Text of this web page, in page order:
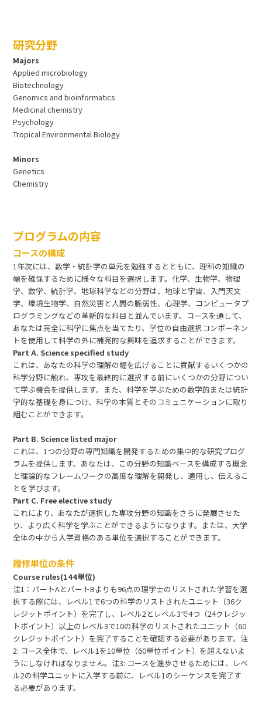
研究分野
Majors
Applied microbiology
Biotechnology
Genomics and bioinformatics
Medicinal chemistry
Psychology
Tropical Environmental Biology
Minors
Genetics
Chemistry
プログラムの内容
コースの構成
1年次には、数学・統計学の単元を勉強するとともに、理科の知識の
幅を確保するために様々な科目を選択します。化学、生物学、物理
学、数学、統計学、地球科学などの分野は、地球と宇宙、入門天文
学、環境生物学、自然災害と人間の脆弱性、心理学、コンピュータプ
ログラミングなどの革新的な科目と並んでいます。コースを通して、
あなたは完全に科学に焦点を当てたり、学位の自由選択コンポーネン
トを使用して科学の外に補完的な興味を追求することができます。
Part A. Science specified study
これは、あなたの科学の理解の幅を広げることに貢献するいくつかの
科学分野に触れ、専攻を最終的に選択する前にいくつかの分野につい
て学ぶ機会を提供します。また、科学を学ぶための数学的または統計
学的な基礎を身につけ、科学の本質とそのコミュニケーションに取り
組むことができます。
Part B. Science listed major
これは、1つの分野の専門知識を開発するための集中的な研究プログ
ラムを提供します。あなたは、この分野の知識ベースを構成する概念
と理論的なフレームワークの高度な理解を開発し、適用し、伝えるこ
とを学びます。
Part C. Free elective study
これにより、あなたが選択した専攻分野の知識をさらに発展させた
り、より広く科学を学ぶことができるようになります。または、大学
全体の中から入学資格のある単位を選択することができます。
履修単位の条件
Course rules(144単位)
注1：パートAとパートBよりも96点の理学士のリストされた学習を選
択する際には、レベル1で6つの科学のリストされたユニット（36ク
レジットポイント）を完了し、レベル2とレベル3で4つ（24クレジッ
トポイント）以上のレベル3で10の科学のリストされたユニット（60
クレジットポイント）を完了することを確認する必要があります。注
2: コース全体で、レベル1を10単位（60単位ポイント）を超えないよ
うにしなければなりません。注3: コースを進歩させるためには、レベ
ル2の科学ユニットに入学する前に、レベル1のシーケンスを完了す
る必要があります。